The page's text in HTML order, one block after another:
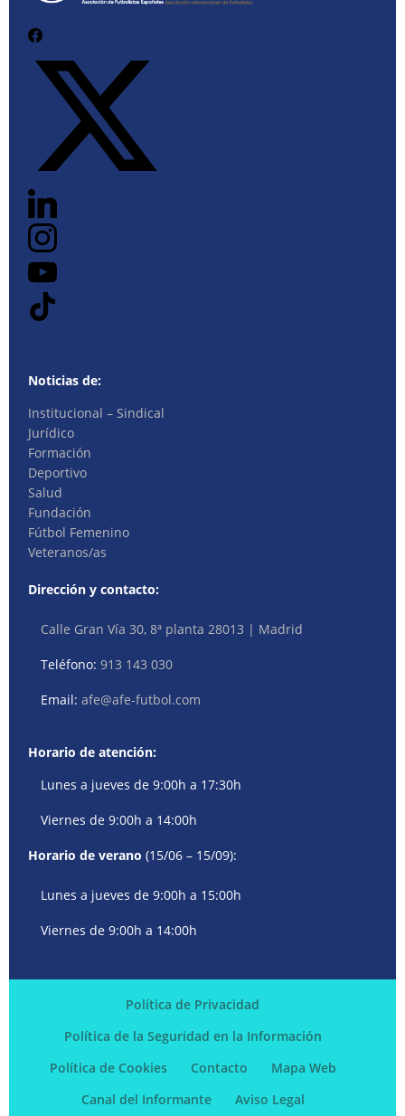
Noticias de:
Institucional – Sindical
Jurídico
Formación
Deportivo
Salud
Fundación
Fútbol Femenino
Veteranos/as
Dirección y contacto:
Calle Gran Vía 30, 8ª planta 28013 | Madrid
Teléfono:913 143 030
Email:afe@afe-futbol.com
Horario de atención:
Lunes a jueves de 9:00h a 17:30h
Viernes de 9:00h a 14:00h
Horario de verano (15/06 – 15/09):
Lunes a jueves de 9:00h a 15:00h
Viernes de 9:00h a 14:00h
Política de Privacidad
Política de la Seguridad en la Información
Política de Cookies
Contacto
Mapa Web
Canal del Informante
Aviso Legal